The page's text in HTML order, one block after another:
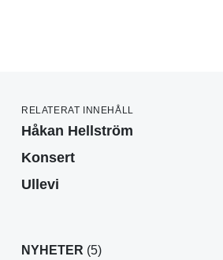
RELATERAT INNEHÅLL
Håkan Hellström
Konsert
Ullevi
NYHETER (5)